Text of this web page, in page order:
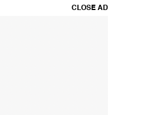
CLOSE AD